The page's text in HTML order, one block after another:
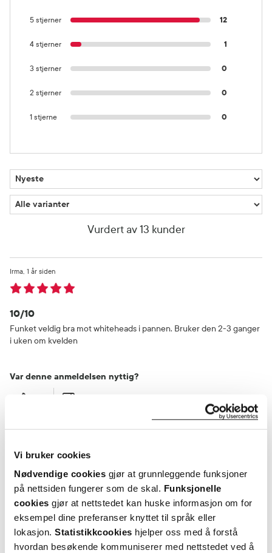
Vi bruker cookies
Nødvendige cookies gjør at grunnleggende funksjoner
på nettsiden fungerer som de skal. Funksjonelle
cookies gjør at nettstedet kan huske informasjon om for
eksempel dine preferanser knyttet til språk eller
lokasjon. Statistikkcookies hjelper oss med å forstå
hvordan besøkende kommuniserer med nettstedet ved å
5 stjerner 12
4 stjerner 1
3 stjerner 0
2 stjerner 0
1 stjerne 0
Vurdert av 13 kunder
10/10
1 år siden
Irma
Funket veldig bra mot whiteheads i pannen. Bruker den 2-3 ganger
i uken om kvelden
Var denne anmeldelsen nyttig?
flagg denne anmeldelsen
God rens
Denne fungerer kjempe bra på ungdom med urenhud, akne og
hudormer blir mindre/borte.